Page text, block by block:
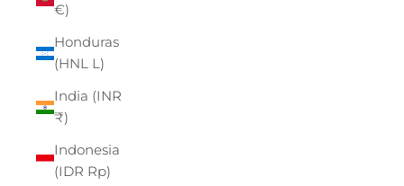
€)
Honduras
(HNL L)
India (INR
₹)
Indonesia
(IDR Rp)